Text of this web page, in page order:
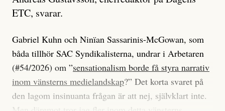
ETC, svarar.
Gabriel Kuhn och Ninïan Sassarinis-McGowan, som
båda tillhör SAC Syndikalisterna, undrar i Arbetaren
(#54/2026) om ”sensationalism borde få styra narrativ
inom vänsterns medielandskap?” Det korta svaret på
den lagom insinuanta frågan är att nej, självklart inte.